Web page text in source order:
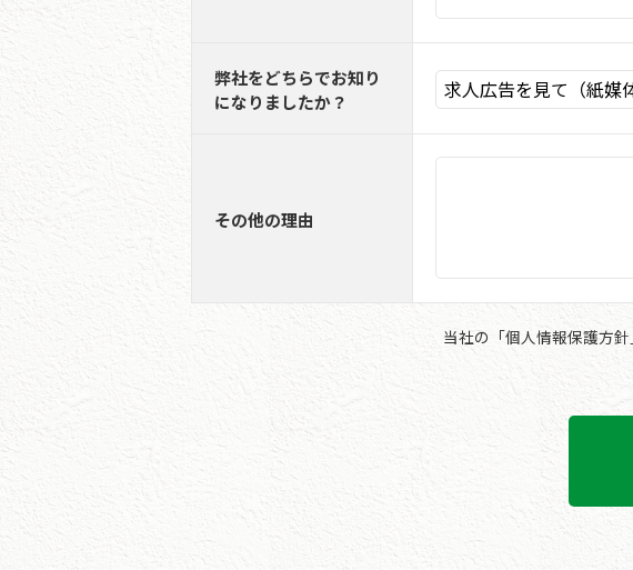
弊社をどちらでお知り
になりましたか？
その他の理由
当社の「個人情報保護方針